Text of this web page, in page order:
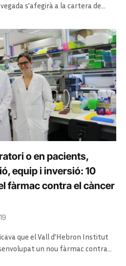
s’afegirà a la cartera de…
o en pacients,
equip i inversió: 10
fàrmac contra el càncer
que el Vall d’Hebron Institut
un nou fàrmac contra…